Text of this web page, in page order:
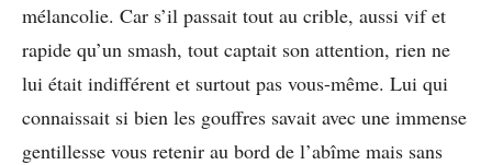
mélancolie. Car s’il passait tout au crible, aussi vif et
rapide qu’un smash, tout captait son attention, rien ne
lui était indifférent et surtout pas vous-même. Lui qui
connaissait si bien les gouffres savait avec une immense
gentillesse vous retenir au bord de l’abîme mais sans